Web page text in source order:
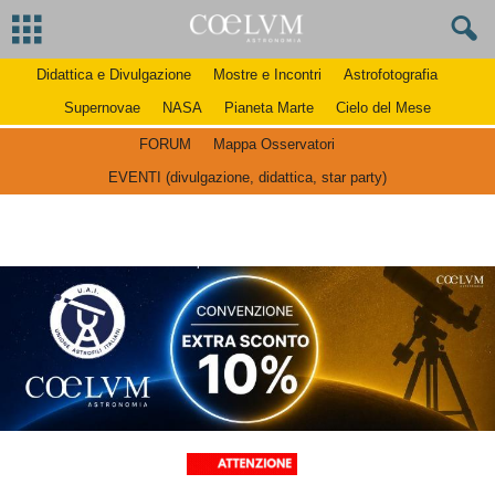
Didattica e Divulgazione Mostre e Incontri
Astrofotografia
Supernovae
NASA Pianeta Marte Cielo del Mese
FORUM
Mappa Osservatori
EVENTI (divulgazione, didattica, star party)